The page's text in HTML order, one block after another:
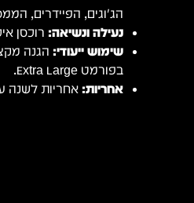
הג'וגים, הפיידרים,
נעילה ונשיאה: רוכסן
שימוש ייעודי:
בפורמט Extra Large.
אחריות: אחריות לשנה